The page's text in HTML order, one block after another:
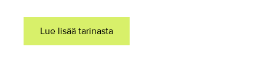
Lue lisää tarinasta